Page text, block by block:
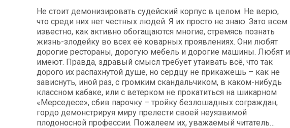
Не стоит демонизировать судейский корпус в целом. Не верю,
что среди них нет честных людей. Я их просто не знаю. Зато всем
известно, как активно обогащаются многие, стремясь познать
жизнь-злодейку во всех её коварных проявлениях. Они любят
дорогие рестораны, дорогую мебель и дорогие машины. Любят и
имеют. Правда, здравый смысл требует утаивать всё, что так
дорого их распахнутой душе, но сердцу не прикажешь – как не
зависнуть, иной раз, с громким скандальчиком, в каком-нибудь
классном кабаке, или с ветерком не прокатиться на шикарном
«Мерседесе», сбив парочку – тройку безлошадных сограждан,
гордо демонстрируя миру прелести своей неуязвимой
плодоносной профессии. Пожалеем их, уважаемый читатель…